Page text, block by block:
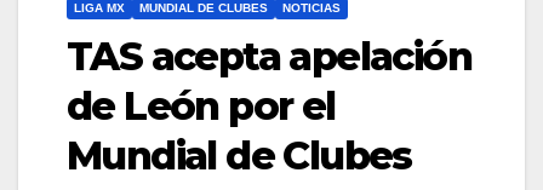
LIGA MX MUNDIAL DE CLUBES NOTICIAS
TAS acepta apelación
de León por el
Mundial de Clubes